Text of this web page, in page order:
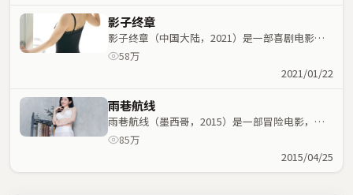
影子终章
影子终章（中国大陆，2021）是一部喜剧电影，
李沧东执导，易烊千玺、梁家辉等主演；喜剧元素
58万
2021/01/22
雨巷航线
雨巷航线（墨西哥，2015）是一部冒险电影，叶
伟信执导，赵丽颖、金敏喜等主演；冒险元素与人
85万
2015/04/25